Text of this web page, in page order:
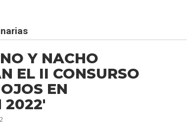
Y NACHO
EL II CONSURSO
EN
2022'